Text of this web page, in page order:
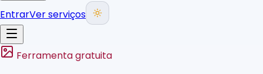
EntrarVer serviços
Ferramenta gratuita